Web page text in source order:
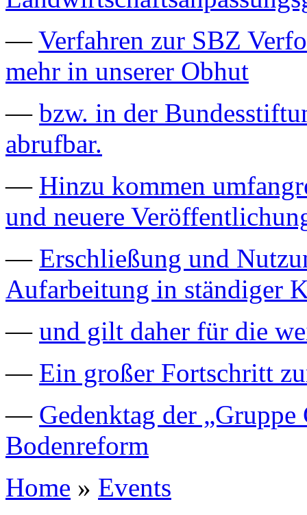
—Verfahren zur SBZ
mehr in unserer Obhut
— bzw. in der
abrufbar.
— Hinzu kommen
und neuere
— Erschließung und
Aufarbeitung in ständiger
— und gilt daher für die
— Ein großer Fortschritt
— Gedenktag der
Bodenreform
Home » Events